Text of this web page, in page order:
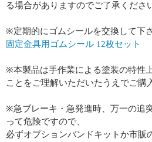
る場合がありますのでご了承くださ
※定期的にゴムシールを交換して下さ
固定金具用ゴムシール 12枚セット
※本製品は手作業による塗装の特性
ことをご理解いただいたうえでご購
※急ブレーキ・急発進時、万一の追
って危険ですので、
必ずオプションバンドキットか市販